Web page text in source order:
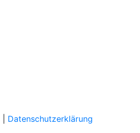
Datenschutzerklärung